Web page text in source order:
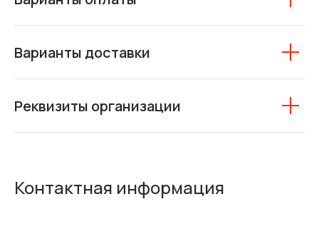
Варианты доставки
Реквизиты организации
Контактная информация